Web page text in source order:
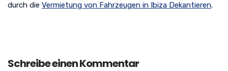
durch die Vermietung von Fahrzeugen in Ibiza Dekantieren.
Schreibe einen Kommentar